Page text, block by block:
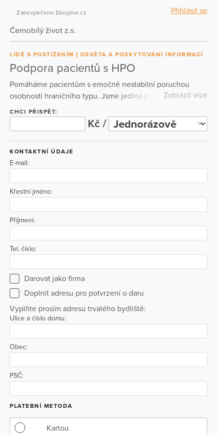
Přihlásit se
Zabezpečeno Darujme.cz
Černobílý život z.s.
LIDÉ S POSTIŽENÍM OSVĚTA A POSKYTOVÁNÍ INFORMACÍ
Podpora pacientů s HPO
Pomáháme pacientům s emočně nestabilní poruchou
osobnosti hraničního typu. Jsme jediná pacientská
organizace v ČR pro pacienty s HPO. Vytváříme prostor
pro sdílení a vzájemné předávání osobních zkušeností a
zároveň poskytujeme ověřené informace od odborníků,
kteří se daným onemocněním zabývají ve své praxi.
Veškeré finanční prostředky jsou určené pouze pro naše
pacienty a pro odborníky, kteří jim pomáhají. Čím více
můžeme našim pacientům poskytnout. Děkujeme vám,
děkujeme všem dárcům.
Zobrazit více
CHCI PŘISPĚT:
Kč /
KONTAKTNÍ ÚDAJE
E-mail:
Křestní jméno:
Příjmení:
Tel. číslo:
Darovat jako firma
Doplnit adresu pro potvrzení o daru
Vyplňte prosím adresu trvalého bydliště:
Ulice a číslo domu:
Obec:
PSČ:
PLATEBNÍ METODA
Kartou